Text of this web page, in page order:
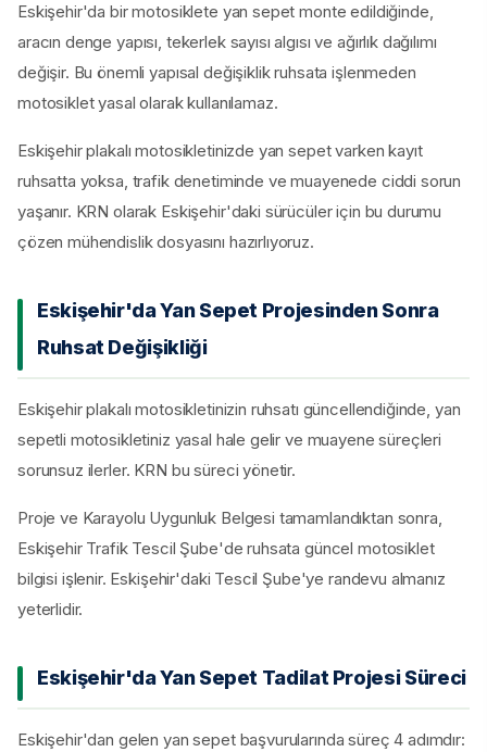
Eskişehir'da bir motosiklete yan sepet monte edildiğinde,
aracın denge yapısı, tekerlek sayısı algısı ve ağırlık dağılımı
değişir. Bu önemli yapısal değişiklik ruhsata işlenmeden
motosiklet yasal olarak kullanılamaz.
Eskişehir plakalı motosikletinizde yan sepet varken kayıt
ruhsatta yoksa, trafik denetiminde ve muayenede ciddi sorun
yaşanır. KRN olarak Eskişehir'daki sürücüler için bu durumu
çözen mühendislik dosyasını hazırlıyoruz.
Eskişehir'da Yan Sepet Projesinden Sonra
Ruhsat Değişikliği
Eskişehir plakalı motosikletinizin ruhsatı güncellendiğinde, yan
sepetli motosikletiniz yasal hale gelir ve muayene süreçleri
sorunsuz ilerler. KRN bu süreci yönetir.
Proje ve Karayolu Uygunluk Belgesi tamamlandıktan sonra,
Eskişehir Trafik Tescil Şube'de ruhsata güncel motosiklet
bilgisi işlenir. Eskişehir'daki Tescil Şube'ye randevu almanız
yeterlidir.
Eskişehir'da Yan Sepet Tadilat Projesi Süreci
Eskişehir'dan gelen yan sepet başvurularında süreç 4 adımdır: